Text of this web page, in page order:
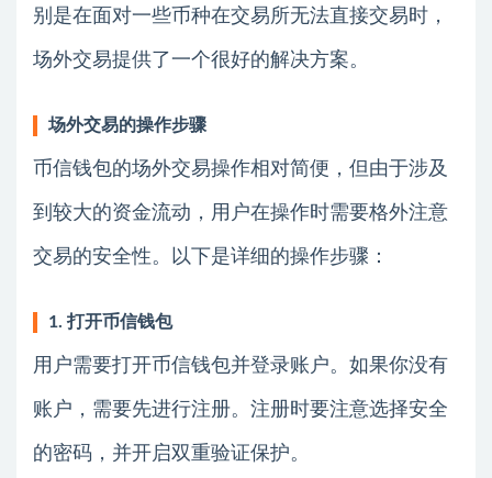
别是在面对一些币种在交易所无法直接交易时，
场外交易提供了一个很好的解决方案。
场外交易的操作步骤
币信钱包的场外交易操作相对简便，但由于涉及
到较大的资金流动，用户在操作时需要格外注意
交易的安全性。以下是详细的操作步骤：
1. 打开币信钱包
用户需要打开币信钱包并登录账户。如果你没有
账户，需要先进行注册。注册时要注意选择安全
的密码，并开启双重验证保护。